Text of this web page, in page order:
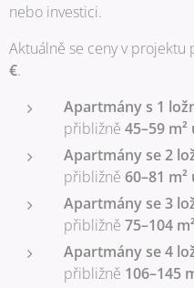
nebo investici.
Aktuálně se ceny v
€.
Apartmány s 1
přibližně 45–59
Apartmány se 2
přibližně 60–81
Apartmány se 3
přibližně 75–104
Apartmány se 4
přibližně 106–145